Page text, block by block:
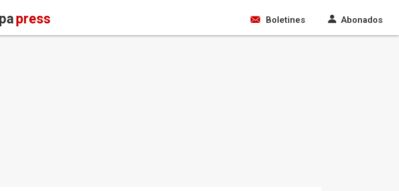
press Boletines Abonados